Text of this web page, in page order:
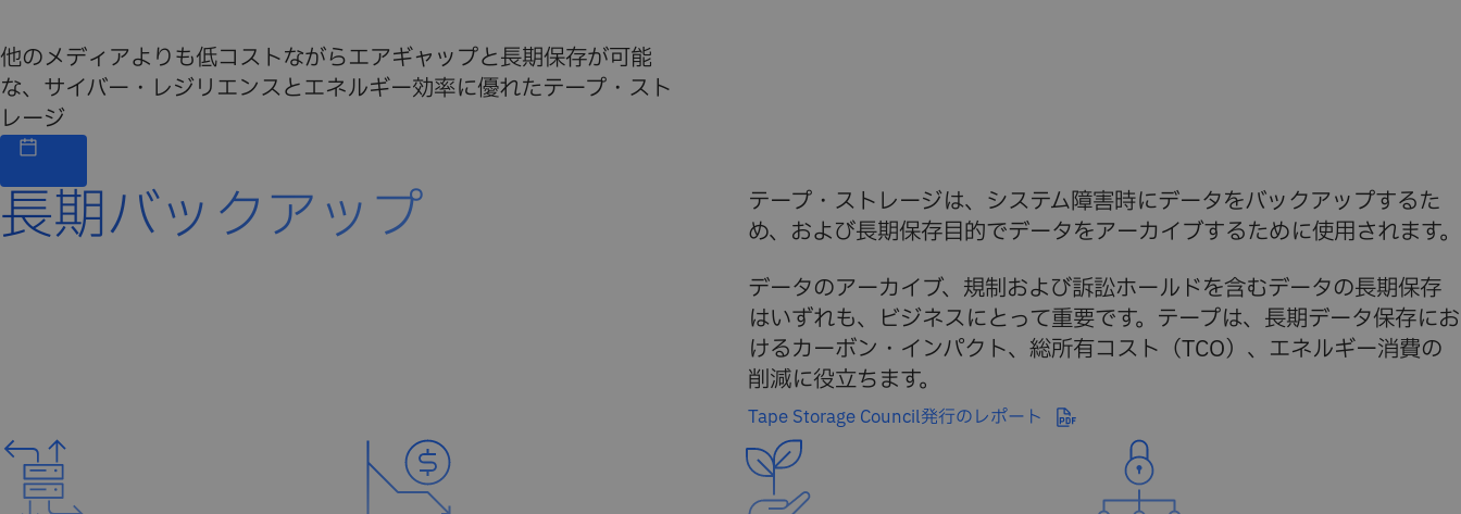
他のメディアよりも低コストながらエアギャップと長期保存が可能
な、サイバー・レジリエンスとエネルギー効率に優れたテープ・スト
レージ
長期バックアップ
テープ・ストレージは、システム障害時にデータをバックアップするた
め、および長期保存目的でデータをアーカイブするために使用されます。
データのアーカイブ、規制および訴訟ホールドを含むデータの長期保存
はいずれも、ビジネスにとって重要です。テープは、長期データ保存にお
けるカーボン・インパクト、総所有コスト（TCO）、エネルギー消費の
削減に役立ちます。
Tape Storage Council発行のレポート